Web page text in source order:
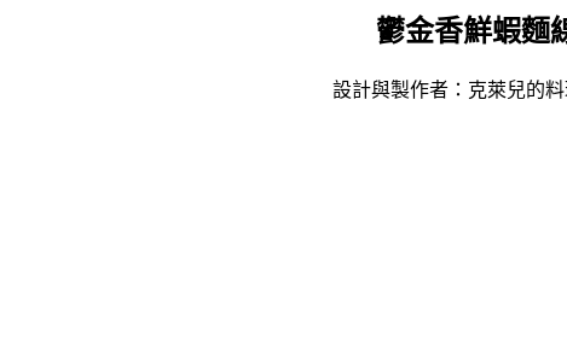
鬱金香鮮蝦麵
設計與製作者：克萊兒的